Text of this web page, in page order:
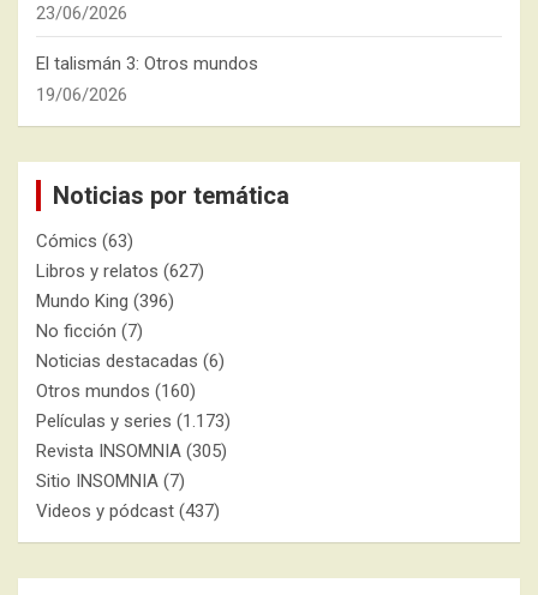
23/06/2026
El talismán 3: Otros mundos
19/06/2026
Noticias por temática
Cómics (63)
Libros y relatos (627)
Mundo King (396)
No ficción (7)
Noticias destacadas (6)
Otros mundos (160)
Películas y series (1.173)
Revista INSOMNIA (305)
Sitio INSOMNIA (7)
Videos y pódcast (437)